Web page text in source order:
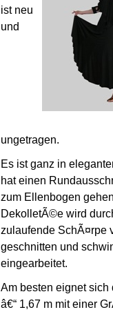
ist neu
und
ungetragen.
Es ist ganz in
hat einen
zum Ellenbogen
DekolletÃ©e wird
zulaufende SchÃ¤rpe
geschnitten und
eingearbeitet.
Am besten eignet
â€“ 1,67 m mit einer